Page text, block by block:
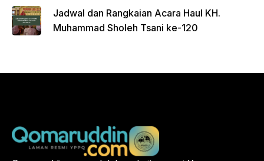
Jadwal dan Rangkaian Acara Haul KH.
Muhammad Sholeh Tsani ke-120